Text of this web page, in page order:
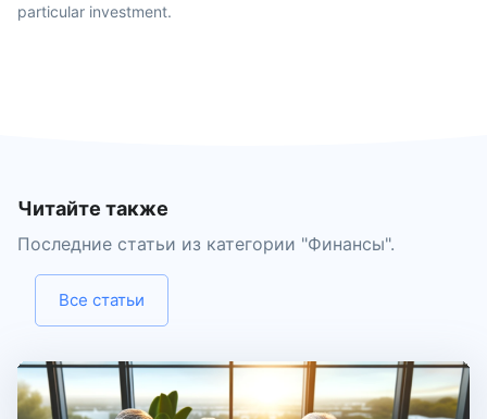
particular investment.
Читайте также
Последние статьи из категории "Финансы".
Все статьи